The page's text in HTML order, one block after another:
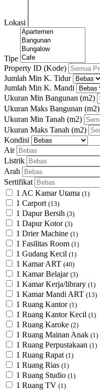
Lokasi
Tipe
Property ID (Kode)
Jumlah Min K. Tidur
Jumlah Min K. Mandi
Ukuran Min Bangunan (m2)
Ukuran Maks Bangunan (m2)
Ukuran Min Tanah (m2)
Ukuran Maks Tanah (m2)
Kondisi
Air
Listrik
Arah
Sertifikat
1 AC Kamar Utama (1)
1 Carport (13)
1 Dapur Bersih (3)
1 Dapur Kotor (3)
1 Drier Machine (1)
1 Fasilitas Room (1)
1 Gudang Kecil (1)
1 Kamar ART (40)
1 Kamar Belajar (3)
1 Kamar Kerja/library (1)
1 Kamar Mandi ART (13)
1 Ruang Kantor (1)
1 Ruang Kantor Kecil (1)
1 Ruang Karoke (2)
1 Ruang Mainan Anak (1)
1 Ruang Perpustakaan (1)
1 Ruang Rapat (1)
1 Ruang Rias (1)
1 Ruang Studio (1)
1 Ruang TV (1)